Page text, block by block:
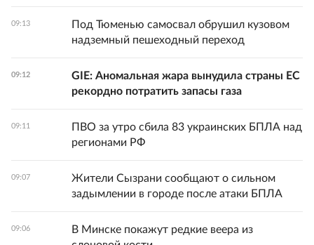
09:13
Под Тюменью самосвал обрушил кузовом
надземный пешеходный переход
09:12
GIE: Аномальная жара вынудила страны ЕС
рекордно потратить запасы газа
09:11
ПВО за утро сбила 83 украинских БПЛА над
регионами РФ
09:07
Жители Сызрани сообщают о сильном
задымлении в городе после атаки БПЛА
09:06
В Минске покажут редкие веера из